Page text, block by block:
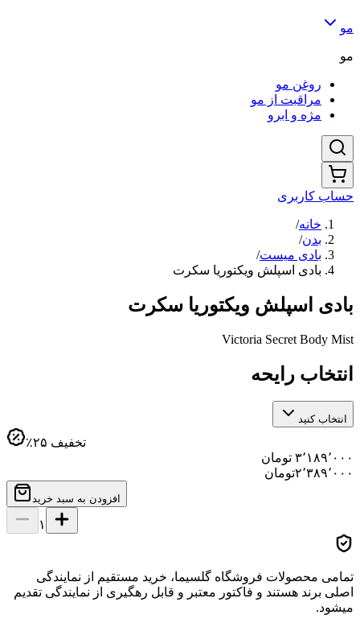
مو
مو
روغن مو
مراقبت از مو
مژه و ابرو
حساب کاربری
خانه/
بدن/
بادی میست/
بادی اسپلش ویکتوریا سکرت
بادی اسپلش ویکتوریا سکرت
Victoria Secret Body Mist
انتخاب رایحه
انتخاب کنید
٪۲۵ تخفیف
۳٬۱۸۹٬۰۰۰ تومان
۲٬۳۸۹٬۰۰۰تومان
افزودن به سبد خرید
۱
تمامی محصولات فروشگاه گلسیما، خرید مستقیم از نمایندگی
اصلی برند هستند و فاکتور معتبر و قابل رهگیری از نمایندگی تقدیم
میشود.